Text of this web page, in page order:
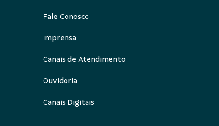
Fale Conosco
Imprensa
Canais de Atendimento
Ouvidoria
Canais Digitais